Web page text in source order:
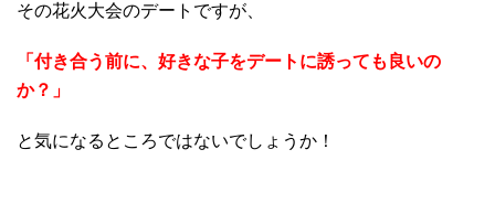
その花火大会のデートですが、
「付き合う前に、好きな子をデートに誘っても良いの
か？」
と気になるところではないでしょうか！